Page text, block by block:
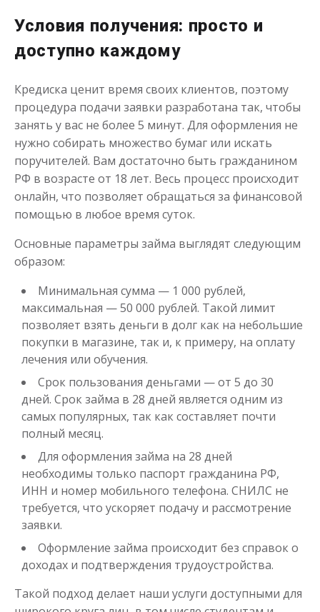
Моментальный займ
Сумма до 50 000₽
Срок от 1до 21 дня
Получить
Сумма до 50 000₽
Получить
Переведём в долг
Сумма до 50 000₽
Срок от 1до 21 дня
Условия получения: просто и
доступно каждому
Кредиска ценит время своих клиентов, поэтому
процедура подачи заявки разработана так, чтобы
занять у вас не более 5 минут. Для оформления не
нужно собирать множество бумаг или искать
поручителей. Вам достаточно быть гражданином
РФ в возрасте от 18 лет. Весь процесс происходит
онлайн, что позволяет обращаться за финансовой
помощью в любое время суток.
Основные параметры займа выглядят следующим
образом:
Минимальная сумма — 1 000 рублей,
максимальная — 50 000 рублей. Такой лимит
позволяет взять деньги в долг как на небольшие
покупки в магазине, так и, к примеру, на оплату
лечения или обучения.
Срок пользования деньгами — от 5 до 30
дней. Срок займа в 28 дней является одним из
самых популярных, так как составляет почти
полный месяц.
Для оформления займа на 28 дней
необходимы только паспорт гражданина РФ,
ИНН и номер мобильного телефона. СНИЛС не
требуется, что ускоряет подачу и рассмотрение
заявки.
Оформление займа происходит без справок о
доходах и подтверждения трудоустройства.
Такой подход делает наши услуги доступными для